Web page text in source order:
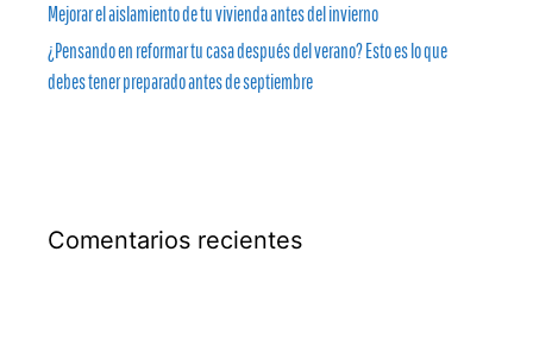
Mejorar el aislamiento de tu vivienda antes del invierno
¿Pensando en reformar tu casa después del verano? Esto es lo que
debes tener preparado antes de septiembre
Comentarios recientes